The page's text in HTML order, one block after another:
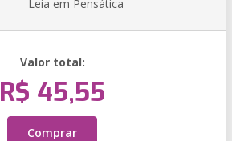
Leia em Pensática
Valor total:
R$ 45,55
Comprar